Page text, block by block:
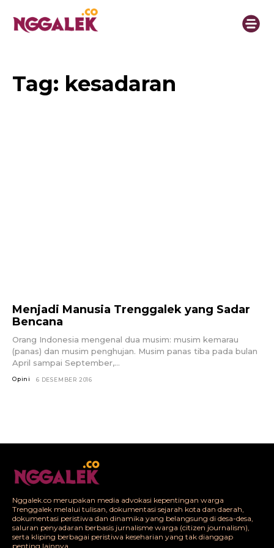
Tag: kesadaran
Menjadi Manusia Trenggalek yang Sadar
Bencana
Orang Indonesia mengenal dua musim: musim kemarau
(panas) dan musim penghujan. Musim panas tiba pada bulan
April sampai September,...
Opini 6 DESEMBER 2016
Nggalek.co merupakan media advokasi kepentingan warga
Trenggalek melalui tulisan, dokumentasi sejarah kota dan daerah,
dokumentasi peristiwa dan dinamika yang belangsung di desa-desa,
saluran penyadaran berbasis jurnalisme warga (citizen journalism),
serta kliping berbagai peristiwa keseharian yang tak dianggap
penting lainnya.